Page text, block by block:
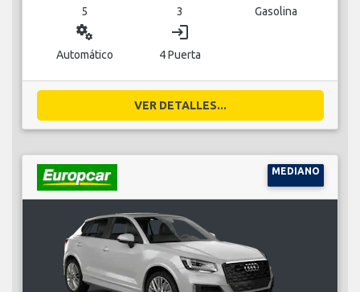
5 3 Gasolina
miscellaneous_services
Automático
login
4 Puerta
VER DETALLES...
MEDIANO